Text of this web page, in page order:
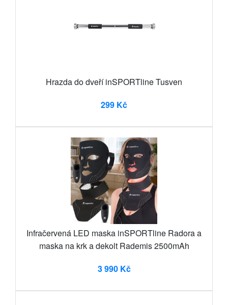
Hrazda do dveří inSPORTline Tusven
299 Kč
Infračervená LED maska inSPORTline Radora a
maska na krk a dekolt Rademis 2500mAh
3 990 Kč